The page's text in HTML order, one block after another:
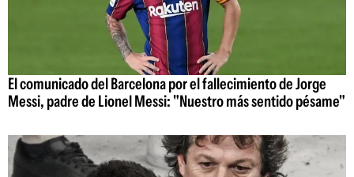
El comunicado del Barcelona por el fallecimiento de Jorge
Messi, padre de Lionel Messi: "Nuestro más sentido pésame"